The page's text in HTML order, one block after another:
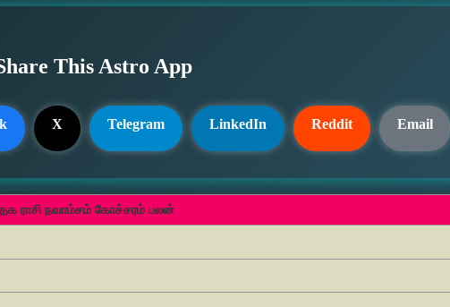
This Astro App
X Telegram LinkedIn Reddit Email
ராசி நவாம்சம் கோச்சரம் பலன்